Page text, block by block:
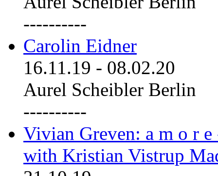
----------
Carolin Eidner
16.11.19 - 08.02.20
Aurel Scheibler Berlin
----------
Vivian Greven: a m o r
with Kristian Vistrup